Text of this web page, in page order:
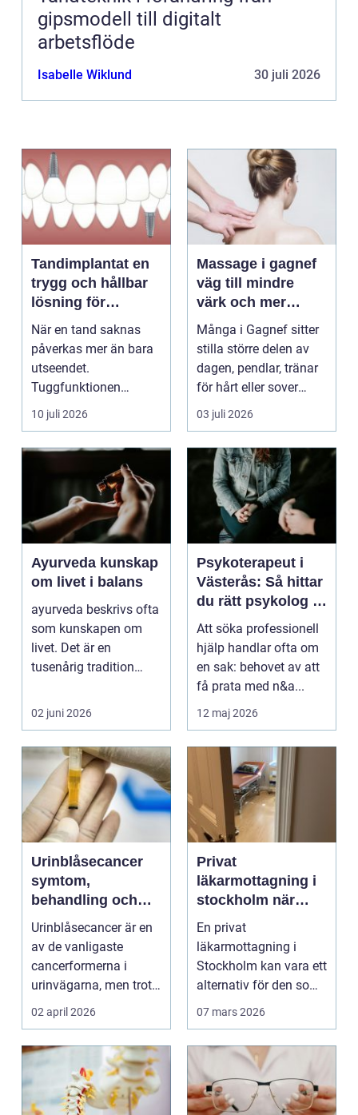
gipsmodell till digitalt
arbetsflöde
Isabelle Wiklund 30 juli 2026
Tandimplantat en
trygg och hållbar
lösning för
förlorade tänder
När en tand saknas
påverkas mer än bara
utseendet.
Tuggfunktionen
försämras, leendet
förändras och m...
10 juli 2026
Massage i gagnef
väg till mindre
värk och mer
vardagsenergi
Många i Gagnef sitter
stilla större delen av
dagen, pendlar, tränar
för hårt eller sover
dåligt. Axl...
03 juli 2026
Ayurveda kunskap
om livet i balans
ayurveda beskrivs ofta
som kunskapen om
livet. Det är en
tusenårig tradition
kropp,...
02 juni 2026
Psykoterapeut i
Västerås: Så hittar
du rätt psykolog i
Västerås för
samtal och terapi
Att söka professionell
hjälp handlar ofta om
en sak: behovet av att
få prata med n&a...
12 maj 2026
Urinblåsecancer
symtom,
behandling och
livet efter
diagnosen
Urinblåsecancer är en
av de vanligaste
cancerformerna i
urinvägarna, men trots
det hamnar den ofta
02 april 2026
Privat
läkarmottagning i
stockholm när
personlig vård och
specialistkunskap
är viktig
En privat
läkarmottagning i
Stockholm kan vara ett
alternativ för den som
vill ha snabb tillgång
07 mars 2026